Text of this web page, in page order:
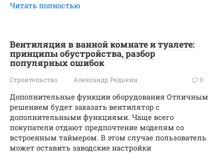
Читать полностью
Вентиляция в ванной комнате и туалете:
принципы обустройства, разбор
популярных ошибок
Строительство Александр Редькин 0
Дополнительные функции оборудования Отличным
решением будет заказать вентилятор с
дополнительными функциями. Чаще всего
покупатели отдают предпочтение моделям со
встроенным таймером. В этом случае пользователь
может оставить заводские настройки